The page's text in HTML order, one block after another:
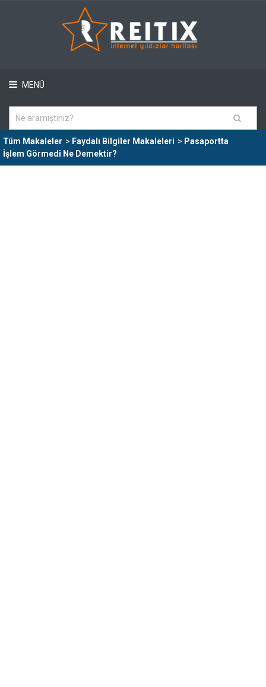
MENÜ
Tüm Makaleler > Faydalı Bilgiler Makaleleri > Pasaportta
İşlem Görmedi Ne Demektir?